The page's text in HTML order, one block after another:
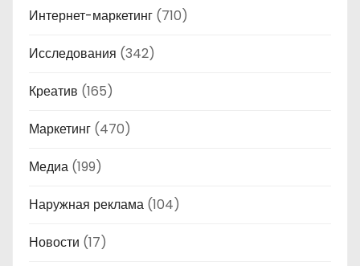
Интернет-маркетинг (710)
Исследования (342)
Креатив (165)
Маркетинг (470)
Медиа (199)
Наружная реклама (104)
Новости (17)